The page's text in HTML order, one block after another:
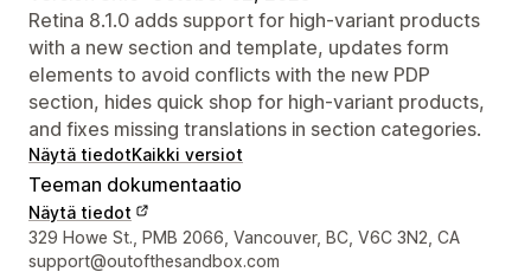
Retina 8.1.0 adds support for high-variant products
with a new section and template, updates form
elements to avoid conflicts with the new PDP
section, hides quick shop for high-variant products,
and fixes missing translations in section categories.
Näytä tiedotKaikki versiot
Teeman dokumentaatio
Näytä tiedot
Suunnittelijan yhteystiedot
329 Howe St., PMB 2066, Vancouver, BC, V6C 3N2, CA
support@outofthesandbox.com